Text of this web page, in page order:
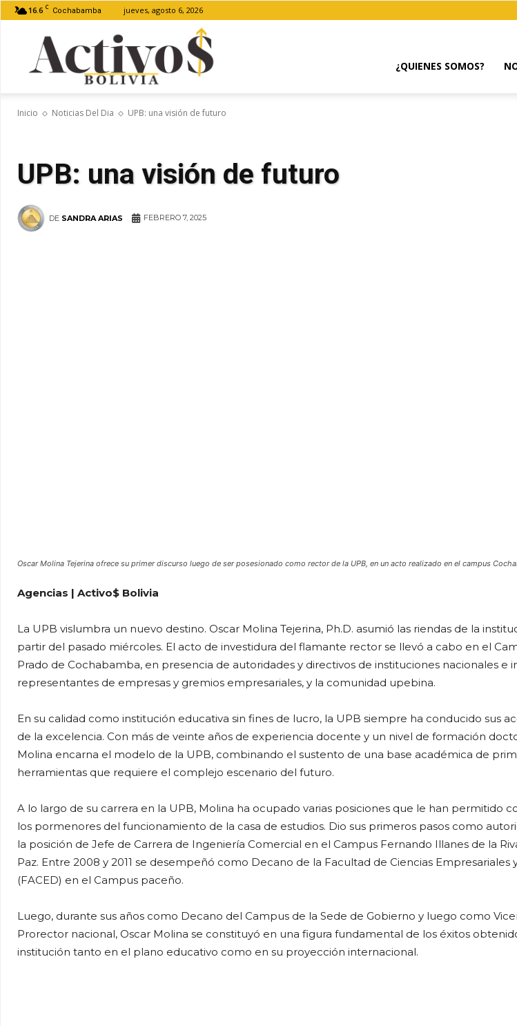
16.6 C Cochabamba jueves, agosto 6, 2026
¿QUIENES SOMOS?
Inicio Noticias Del Dia UPB: una visión de futuro
UPB: una visión de futuro
DE SANDRA ARIAS FEBRERO 7, 2025
Oscar Molina Tejerina ofrece su primer discurso luego de ser posesionado como rector de la UPB, en un acto realizado en el campus
Agencias | Activo$ Bolivia
La UPB vislumbra un nuevo destino. Oscar Molina Tejerina, Ph.D. asumió las riendas de la
partir del pasado miércoles. El acto de investidura del flamante rector se llevó a cabo en el
Prado de Cochabamba, en presencia de autoridades y directivos de instituciones nacionales e
representantes de empresas y gremios empresariales, y la comunidad upebina.
En su calidad como institución educativa sin fines de lucro, la UPB siempre ha conducido sus
de la excelencia. Con más de veinte años de experiencia docente y un nivel de formación
Molina encarna el modelo de la UPB, combinando el sustento de una base académica de
herramientas que requiere el complejo escenario del futuro.
A lo largo de su carrera en la UPB, Molina ha ocupado varias posiciones que le han permitido
los pormenores del funcionamiento de la casa de estudios. Dio sus primeros pasos como
la posición de Jefe de Carrera de Ingeniería Comercial en el Campus Fernando Illanes de la
Paz. Entre 2008 y 2011 se desempeñó como Decano de la Facultad de Ciencias Empresariales
(FACED) en el Campus paceño.
Luego, durante sus años como Decano del Campus de la Sede de Gobierno y luego como
Prorector nacional, Oscar Molina se constituyó en una figura fundamental de los éxitos
institución tanto en el plano educativo como en su proyección internacional.